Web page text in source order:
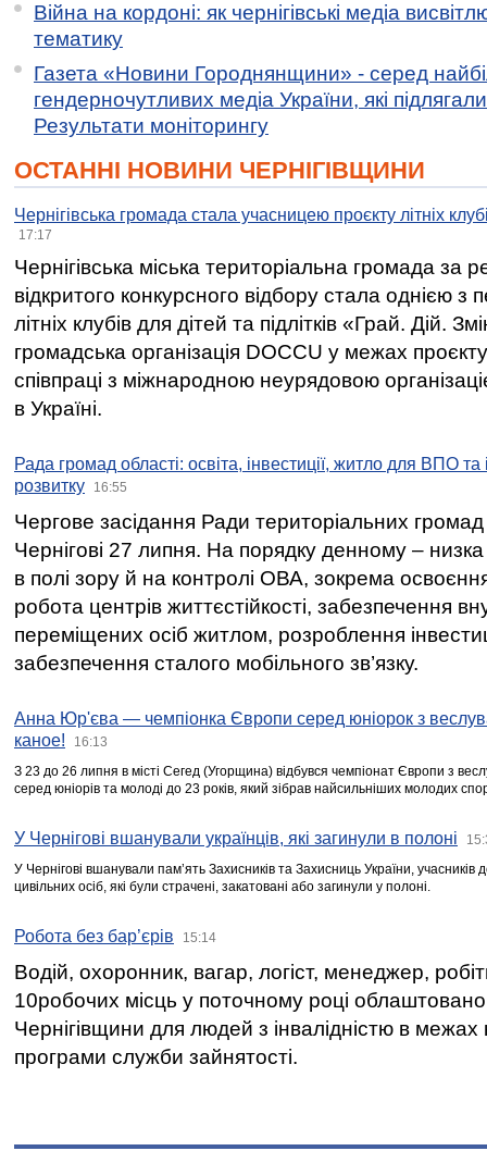
Війна на кордоні: як чернігівські медіа
тематику
Газета «Новини Городнянщини» - серед
гендерночутливих медіа України, які
Результати моніторингу
ОСТАННІ НОВИНИ ЧЕРНІГІВЩИНИ
Чернігівська громада стала учасницею проєкту літніх
17:17
Чернігівська міська територіальна громада за
відкритого конкурсного відбору стала однією
літніх клубів для дітей та підлітків «Грай. Дій.
громадська організація DOCCU у межах
співпраці з міжнародною неурядовою
в Україні.
Рада громад області: освіта, інвестиції, житло для ВПО
розвитку
16:55
Чергове засідання Ради територіальних громад
Чернігові 27 липня. На порядку денному –
в полі зору й на контролі ОВА, зокрема освоєння
робота центрів життєстійкості, забезпечення
переміщених осіб житлом, розроблення
забезпечення сталого мобільного зв’язку.
Анна Юр'єва — чемпіонка Європи серед юніорок з
каное!
16:13
З 23 до 26 липня в місті Сегед (Угорщина) відбувся чемпіонат Європи з
серед юніорів та молоді до 23 років, який зібрав найсильніших молодих
У Чернігові вшанували українців, які загинули в полоні
У Чернігові вшанували пам’ять Захисників та Захисниць України,
цивільних осіб, які були страчені, закатовані або загинули у полоні.
Робота без бар’єрів 15:14
Водій, охоронник, вагар, логіст, менеджер,
10робочих місць у поточному році
Чернігівщини для людей з інвалідністю в межах
програми служби зайнятості.